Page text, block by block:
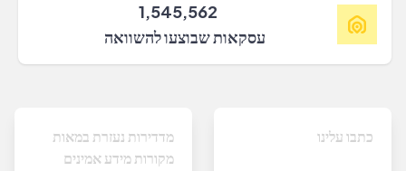
1,545,562
עסקאות שבוצעו להשוואה
מדדירות נעזרת במאות
מקורות מידע אמינים
כתבו עלינו